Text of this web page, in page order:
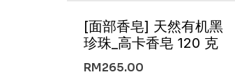
[面部香皂] 天然有机黑
珍珠_高卡香皂 120 克
RM265.00